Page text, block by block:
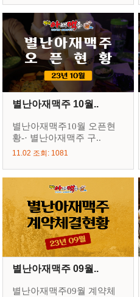
별난아재맥주 10월..
별난아재맥주10월 오픈현
황-· 별난아재맥주 구..
11.02 조회: 1081
별난아재맥주 09월..
별난아재맥주09월 계약체